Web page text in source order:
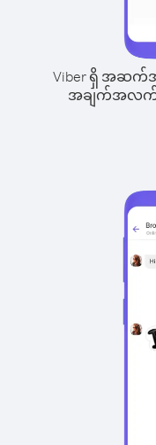
Viber ရှိ အဆက်
အချက်အလက် မ